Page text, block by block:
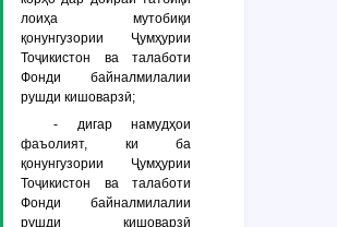
лоиҳа мутобиқи
қонунгузории Ҷумҳурии
Тоҷикистон ва талаботи
Фонди байналмилалии
рушди кишоварзӣ;
- дигар намудҳои
фаъолият, ки ба
қонунгузории Ҷумҳурии
Тоҷикистон ва талаботи
Фонди байналмилалии
рушди кишоварзӣ